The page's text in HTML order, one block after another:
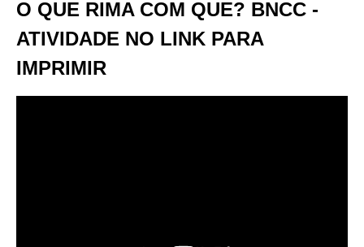
O QUE RIMA COM QUE? BNCC -
ATIVIDADE NO LINK PARA
IMPRIMIR